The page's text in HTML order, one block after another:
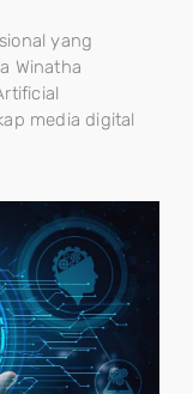
yang
Winatha
media digital